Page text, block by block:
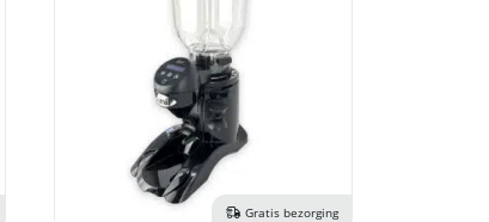
Gratis bezorging